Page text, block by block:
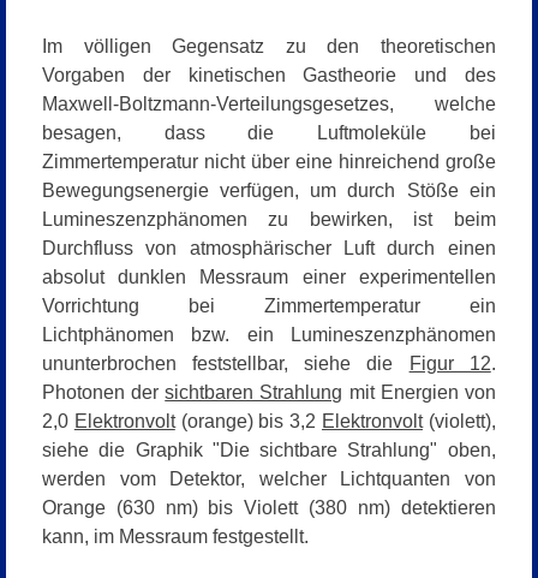
Im völligen Gegensatz zu den theoretischen
Vorgaben der kinetischen Gastheorie und des
Maxwell-Boltzmann-Verteilungsgesetzes, welche
besagen, dass die Luftmoleküle bei
Zimmertemperatur nicht über eine hinreichend große
Bewegungsenergie verfügen, um durch Stöße ein
Lumineszenzphänomen zu bewirken, ist beim
Durchfluss von atmosphärischer Luft durch einen
absolut dunklen Messraum einer experimentellen
Vorrichtung bei Zimmertemperatur ein
Lichtphänomen bzw. ein Lumineszenzphänomen
ununterbrochen feststellbar, siehe die
Figur 12.
Photonen dersichtbaren Strahlung mit Energien von
2,0 Elektronvolt(orange) bis 3,2 Elektronvolt(violett),
siehe die Graphik "Die sichtbare Strahlung" oben,
werden vom Detektor, welcher Lichtquanten von
Orange (630 nm) bis Violett (380 nm) detektieren
kann, im Messraum festgestellt.